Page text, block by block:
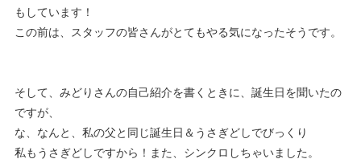
もしています！
この前は、スタッフの皆さんがとてもやる気になったそうです。
そして、みどりさんの自己紹介を書くときに、誕生日を聞いたの
ですが、
な、なんと、私の父と同じ誕生日＆うさぎどしでびっくり
私もうさぎどしですから！また、シンクロしちゃいました。